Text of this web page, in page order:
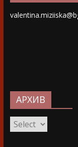
АРХИВ
АРХИВ